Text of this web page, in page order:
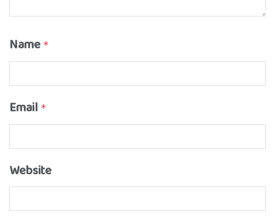
Name *
Email *
Website